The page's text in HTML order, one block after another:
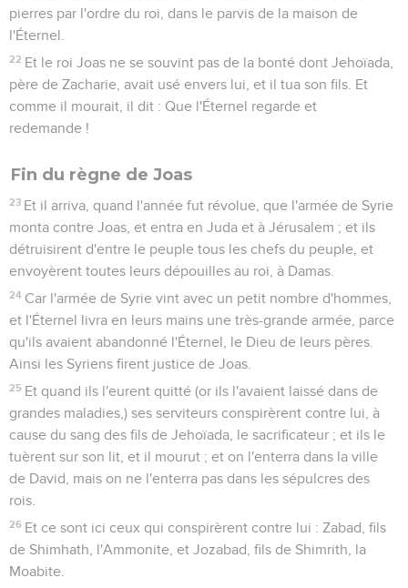
pierres par l'ordre du roi, dans le parvis de la maison de
l'Éternel.
22 Et le roi Joas ne se souvint pas de la bonté dont Jehoïada,
père de Zacharie, avait usé envers lui, et il tua son fils. Et
comme il mourait, il dit : Que l'Éternel regarde et
redemande !
Fin du règne de Joas
23 Et il arriva, quand l'année fut révolue, que l'armée de Syrie
monta contre Joas, et entra en Juda et à Jérusalem ; et ils
détruisirent d'entre le peuple tous les chefs du peuple, et
envoyèrent toutes leurs dépouilles au roi, à Damas.
24 Car l'armée de Syrie vint avec un petit nombre d'hommes,
et l'Éternel livra en leurs mains une très-grande armée, parce
qu'ils avaient abandonné l'Éternel, le Dieu de leurs pères.
Ainsi les Syriens firent justice de Joas.
25 Et quand ils l'eurent quitté (or ils l'avaient laissé dans de
grandes maladies,) ses serviteurs conspirèrent contre lui, à
cause du sang des fils de Jehoïada, le sacrificateur ; et ils le
tuèrent sur son lit, et il mourut ; et on l'enterra dans la ville
de David, mais on ne l'enterra pas dans les sépulcres des
rois.
26 Et ce sont ici ceux qui conspirèrent contre lui : Zabad, fils
de Shimhath, l'Ammonite, et Jozabad, fils de Shimrith, la
Moabite.